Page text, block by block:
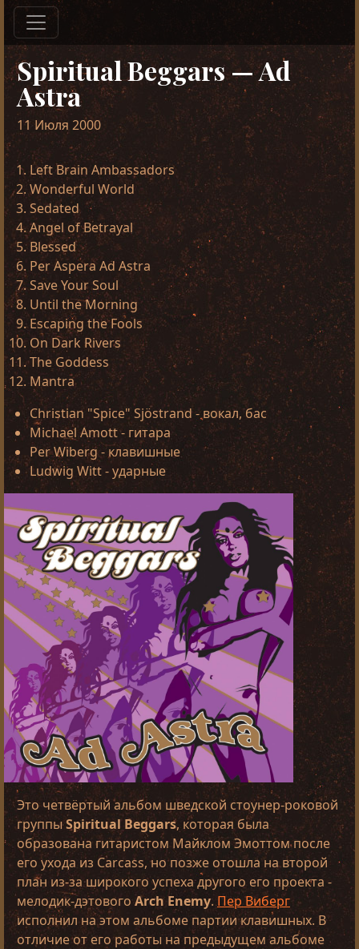
Spiritual Beggars — Ad
Astra
11 Июля 2000
Left Brain Ambassadors
Wonderful World
Sedated
Angel of Betrayal
Blessed
Per Aspera Ad Astra
Save Your Soul
Until the Morning
Escaping the Fools
On Dark Rivers
The Goddess
Mantra
Christian "Spice" Sjöstrand - вокал, бас
Michael Amott - гитара
Per Wiberg - клавишные
Ludwig Witt - ударные
Это четвёртый альбом шведской стоунер-роковой
группыSpiritual Beggars, которая была
образована гитаристом Майклом Эмоттом после
его ухода из Carcass, но позже отошла на второй
план из-за широкого успеха другого его проекта -
мелодик-дэтового Arch Enemy.Пер Виберг
исполнил на этом альбоме партии клавишных. В
отличие от его работы на предыдущем альбоме